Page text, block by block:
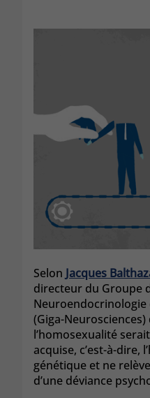
Selon Jacques
directeur du Groupe
(Giga-Neurosciences)
l’homosexualité
acquise, c’est-à-dire,
génétique et ne
d’une déviance